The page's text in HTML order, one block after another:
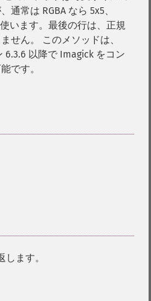
通常は RGBA なら 5x5、
います。最後の行は、正規
せん。 このメソッドは、
6.3.6 以降で Imagick をコン
です。
します。